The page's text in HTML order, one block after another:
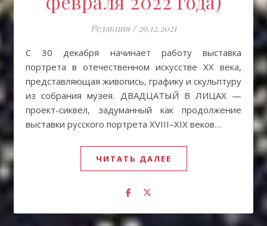
Редакция / 29.12.2021
С 30 декабря начинает работу выставка
портрета в отечественном искусстве XX века,
представляющая живопись, графику и скульптуру
из собрания музея. ДВАДЦАТЫЙ В ЛИЦАХ —
проект-сиквел, задуманный как продолжение
выставки русского портрета XVIII–XIX веков…
ЧИТАТЬ ДАЛЕЕ